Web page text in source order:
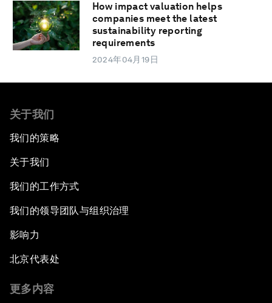
How impact valuation helps
companies meet the latest
sustainability reporting
requirements
2024年04月19日
关于我们
我们的策略
关于我们
我们的工作方式
我们的领导团队与组织治理
影响力
北京代表处
更多内容